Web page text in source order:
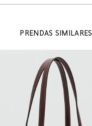
PRENDAS SIMILARES